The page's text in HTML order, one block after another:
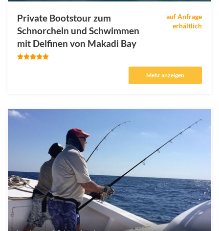
Private Bootstour zum
Schnorcheln und Schwimmen
mit Delfinen von Makadi Bay
auf Anfrage
erhältlich
Mehr anzeigen